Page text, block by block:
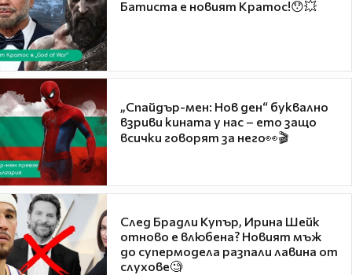
Батиста е новият Кратос!😯💥
„Спайдър-мен: Нов ден“ буквално
взриви кината у нас – ето защо
всички говорят за него👀🎬
След Брадли Купър, Ирина Шейк
отново е влюбена? Новият мъж
до супермодела разпали лавина от
слухове🧐